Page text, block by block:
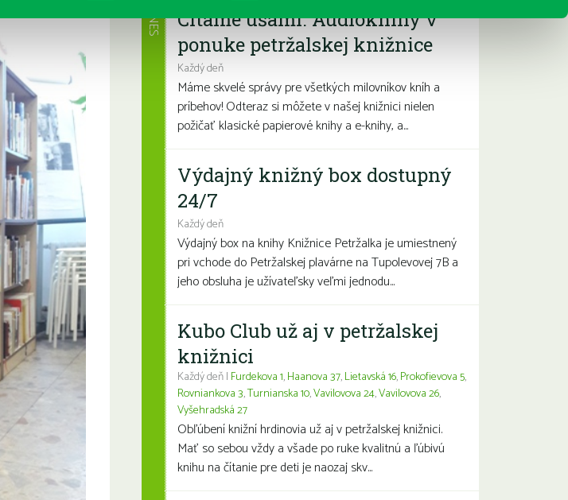
Čítame ušami. Audioknihy v
ponuke petržalskej knižnice
Každý deň
Máme skvelé správy pre všetkých milovníkov kníh a
príbehov! Odteraz si môžete v našej knižnici nielen
požičať klasické papierové knihy a e-knihy, a...
DNES
Výdajný knižný box dostupný
24/7
Každý deň
Výdajný box na knihy Knižnice Petržalka je umiestnený
pri vchode do Petržalskej plavárne na Tupolevovej 7B a
jeho obsluha je užívateľsky veľmi jednodu...
Kubo Club už aj v petržalskej
knižnici
Každý deň | Furdekova 1,Haanova 37,Lietavská 16,Prokofievova 5,
Rovniankova 3,Turnianska 10,Vavilovova 24,Vavilovova 26,
Vyšehradská 27
Obľúbení knižní hrdinovia už aj v petržalskej knižnici.
Mať so sebou vždy a všade po ruke kvalitnú a ľúbivú
knihu na čítanie pre deti je naozaj skv...